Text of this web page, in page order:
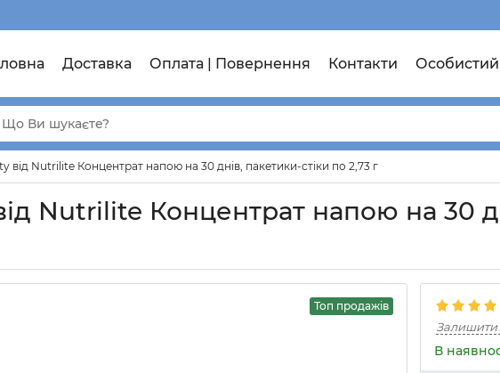
Доставка Оплата | Повернення Контакти Особистий
від Nutrilite Концентрат напою на 30 днів, пакетики-стіки по 2,73 г
Nutrilite Концентрат напою на 30
Топ продажів
Залишити
В